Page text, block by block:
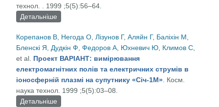
технол. . 1999 ;5(5):56–64.
Детальніше
передстартової підготовки і при виведенні на
орбіту
Корепанов В Негода О ,Лізунов Г,Аляйн Г, Баліхін М
Бленскі Я
Дудкін Ф ,Федоров А Юхневич Ю Климов С
et al. Проект ВАРІАНТ: вимірювання
електромагнітних полів та електричних струмів в
іоносферній плазмі на супутнику «Січ-1М» . Косм.
наука технол. 1999 ;5(5):03–08.
Детальніше